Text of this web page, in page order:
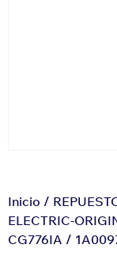
Inicio /
ELECTRIC-
CG776IA /